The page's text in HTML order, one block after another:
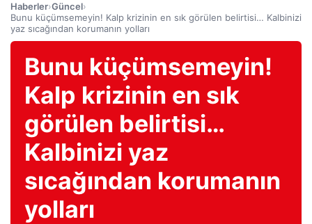
Haberler›Güncel›
Bunu küçümsemeyin! Kalp krizinin en sık görülen belirtisi… Kalbinizi
yaz sıcağından korumanın yolları
Bunu küçümsemeyin!
Kalp krizinin en sık
görülen belirtisi…
Kalbinizi yaz
sıcağından korumanın
yolları